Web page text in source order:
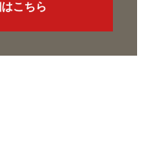
こちら